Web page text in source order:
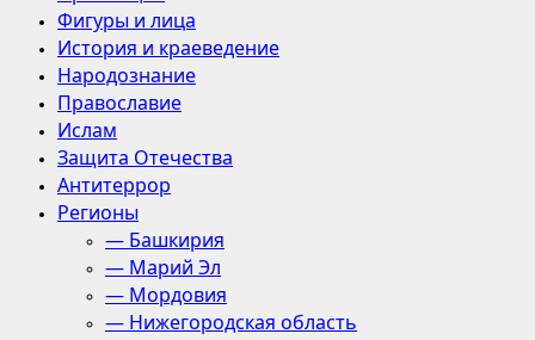
Фигуры и лица
История и краеведение
Народознание
Православие
Ислам
Защита Отечества
Антитеррор
Регионы
— Башкирия
— Марий Эл
— Мордовия
— Нижегородская область